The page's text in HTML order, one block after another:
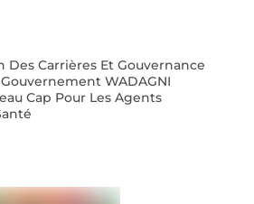
Des Carrières Et Gouvernance
WADAGNI
Cap Pour Les Agents